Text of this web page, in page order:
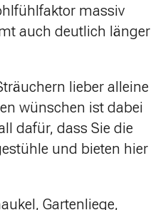
massiv
auch deutlich länger
lieber alleine
wünschen ist dabei
dafür, dass Sie die
und bieten hier
Gartenliege,